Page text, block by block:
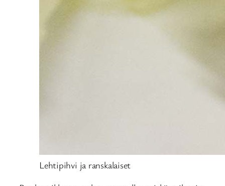
Lehtipihvi ja ranskalaiset